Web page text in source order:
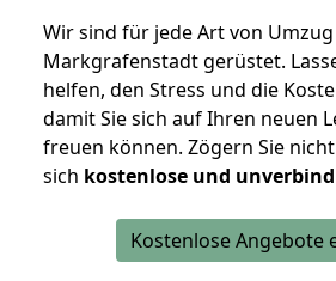
Wir sind für jede Art von
Markgrafenstadt gerüstet.
helfen, den Stress und die
damit Sie sich auf Ihren neuen
freuen können. Zögern Sie
sich kostenlose und
Kostenlose Angebote